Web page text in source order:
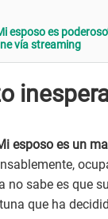
esposo es
vía streaming
esposo es un
no sabe es que
que ha